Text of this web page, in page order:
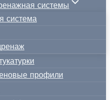
системы
система
профили